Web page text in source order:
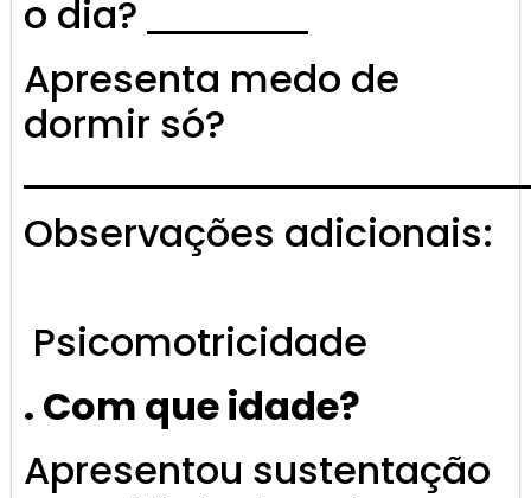
o dia?
Apresenta medo de
dormir só?
Observações adicionais:
Psicomotricidade
. Com que idade?
Apresentou sustentação